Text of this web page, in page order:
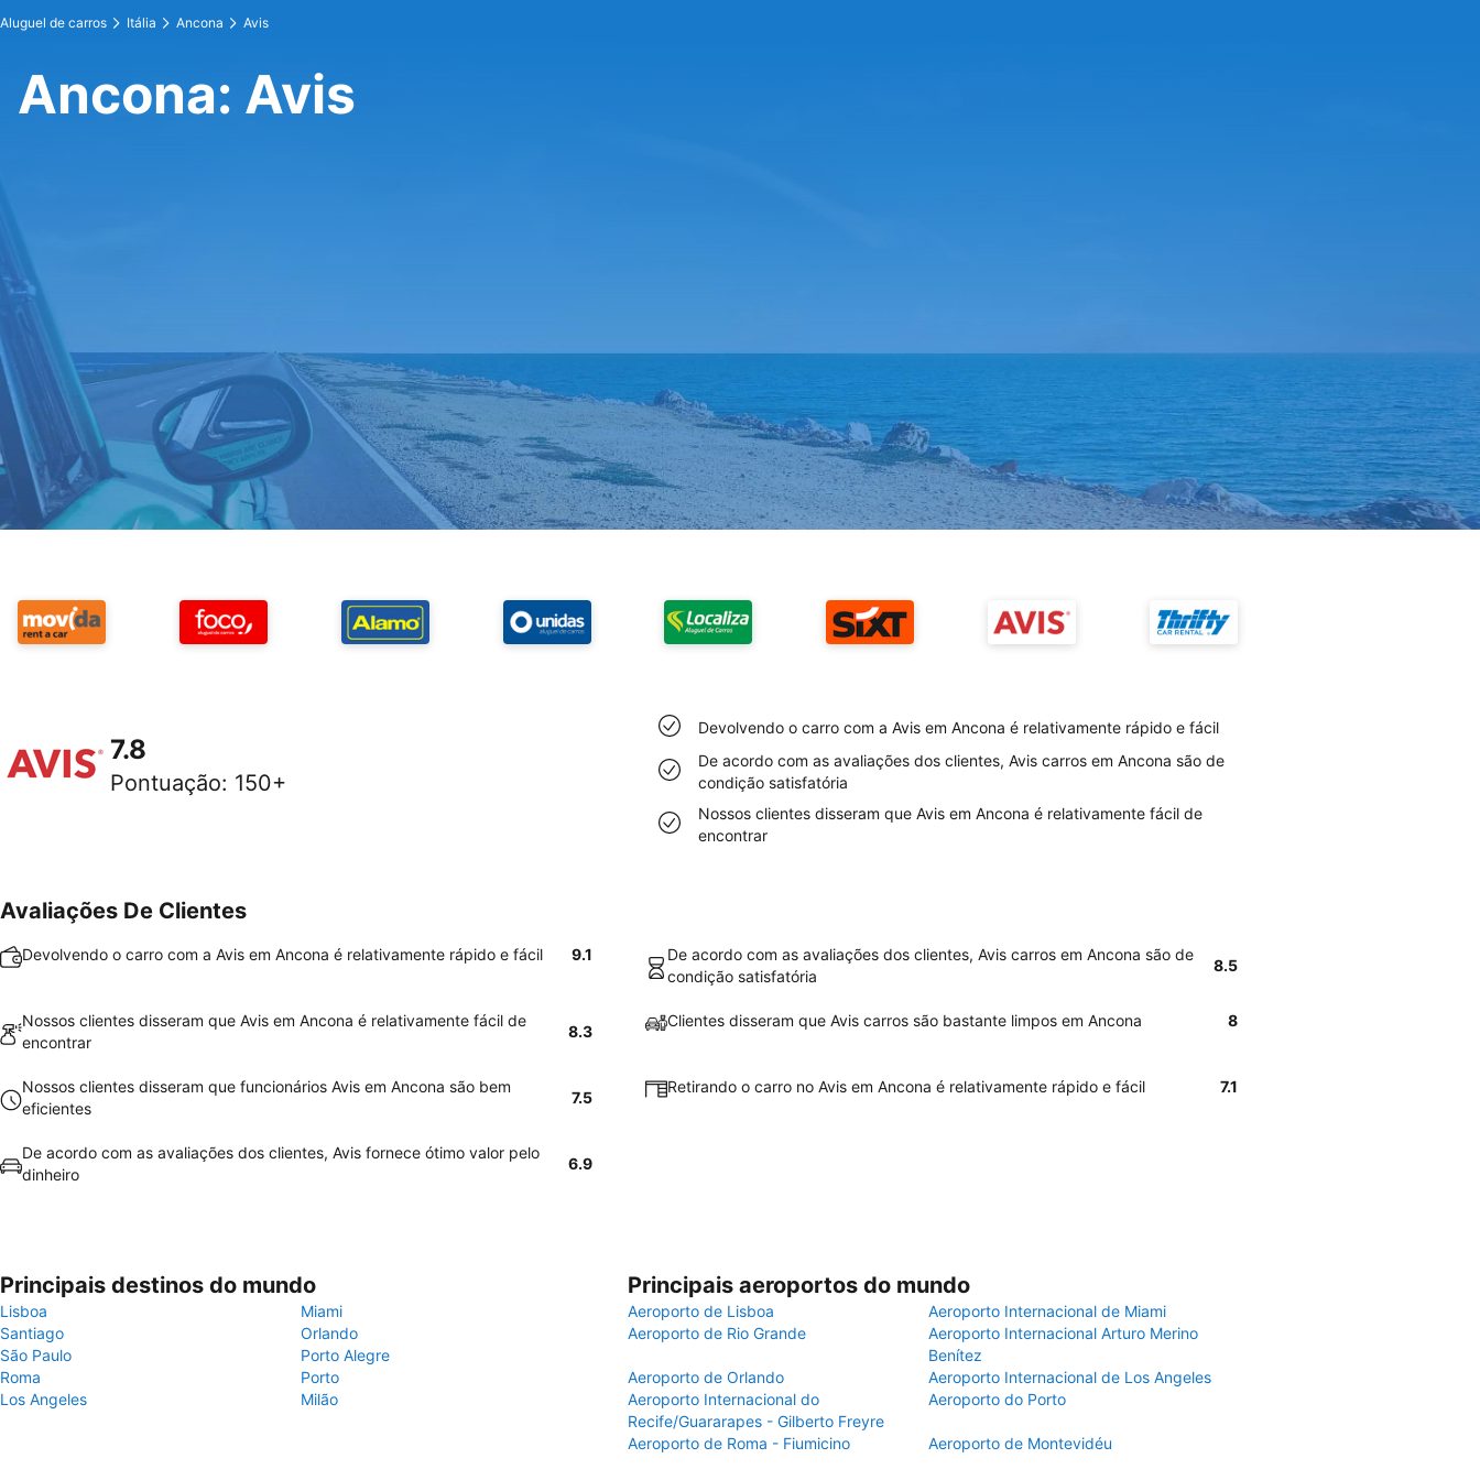
Aluguel de carros Itália Ancona Avis
Ancona: Avis
7.8
Pontuação: 150+
Devolvendo o carro com a Avis em Ancona é relativamente rápido e fácil
De acordo com as avaliações dos clientes, Avis carros em Ancona são de
condição satisfatória
Nossos clientes disseram que Avis em Ancona é relativamente fácil de
encontrar
Avaliações De Clientes
Devolvendo o carro com a Avis em Ancona é relativamente rápido e fácil 9.1
De acordo com as avaliações dos clientes, Avis carros em Ancona são de
condição satisfatória
8.5
Nossos clientes disseram que Avis em Ancona é relativamente fácil de
encontrar
8.3
Clientes disseram que Avis carros são bastante limpos em Ancona 8
Nossos clientes disseram que funcionários Avis em Ancona são bem
eficientes
7.5
Retirando o carro no Avis em Ancona é relativamente rápido e fácil 7.1
De acordo com as avaliações dos clientes, Avis fornece ótimo valor pelo
dinheiro
6.9
Principais destinos do mundo
Lisboa
Miami
Santiago
Orlando
São Paulo
Porto Alegre
Roma
Porto
Los Angeles
Milão
Principais aeroportos do mundo
Aeroporto de Lisboa
Aeroporto Internacional de Miami
Aeroporto de Rio Grande
Aeroporto Internacional Arturo Merino
Benítez
Aeroporto de Orlando
Aeroporto Internacional de Los Angeles
Aeroporto Internacional do
Recife/Guararapes - Gilberto Freyre
Aeroporto do Porto
Aeroporto de Roma - Fiumicino Aeroporto de Montevidéu